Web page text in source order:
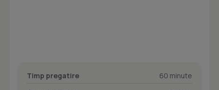
Timp pregatire
60 minute